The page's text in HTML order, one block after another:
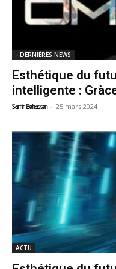
- DERNIÈRES NEWS
Esthétique du
intelligente :
Samir Belhassen - 25 mars 2024
ACTU